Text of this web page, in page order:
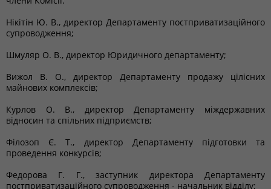
Нікітін Ю. В., директор Департаменту постприватизаційного
супроводження;
Шмуляр О. В., директор Юридичного департаменту;
Вижол В. О., директор Департаменту продажу цілісних
майнових комплексів;
Курлов О. В., директор Департаменту міждержавних
відносин та спільних підприємств;
Філозоп Є. Т., директор Департаменту підготовки та
проведення конкурсів;
Федорова Г. Г., заступник директора Департаменту
постприватизаційного супроводження - начальник відділу;